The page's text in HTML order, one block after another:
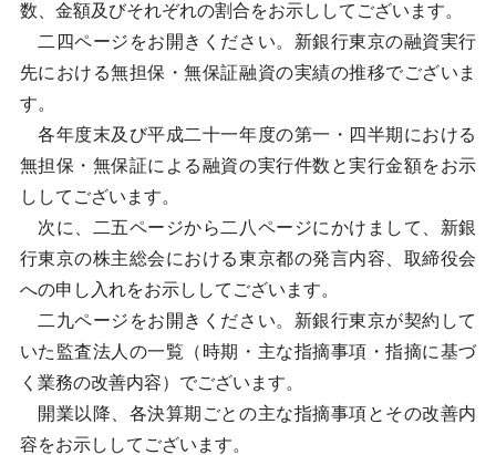
数、金額及びそれぞれの割合をお示ししてございます。
二四ページをお開きください。新銀行東京の融資実行
先における無担保・無保証融資の実績の推移でございま
す。
各年度末及び平成二十一年度の第一・四半期における
無担保・無保証による融資の実行件数と実行金額をお示
ししてございます。
次に、二五ページから二八ページにかけまして、新銀
行東京の株主総会における東京都の発言内容、取締役会
への申し入れをお示ししてございます。
二九ページをお開きください。新銀行東京が契約して
いた監査法人の一覧（時期・主な指摘事項・指摘に基づ
く業務の改善内容）でございます。
開業以降、各決算期ごとの主な指摘事項とその改善内
容をお示ししてございます。